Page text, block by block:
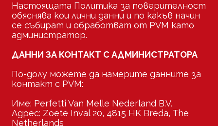
Настоящата Политика за поверителност
обяснява кои лични данни и по какъв начин
се събират и обработват от PVM като
администратор.
ДАННИ ЗА КОНТАКТ С АДМИНИСТРАТОРА
По-долу можете да намерите данните за
контакт с PVM:
Име: Perfetti Van Melle Nederland B.V.
Адрес: Zoete Inval 20, 4815 HK Breda, The
Netherlands